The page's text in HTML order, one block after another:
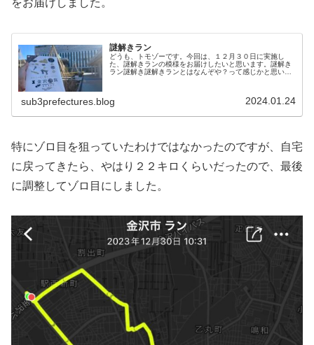
をお届けしました。
謎解きラン
どうも、トモゾーです。今回は、１２月３０日に実施し
た、謎解きランの模様をお届けしたいと思います。謎解き
ラン謎解き謎解きランとはなんぞや？って感じかと思いま
sub3prefectures.blog 2024.01.24
特にゾロ目を狙っていたわけではなかったのですが、自宅
に戻ってきたら、やはり２２キロくらいだったので、最後
に調整してゾロ目にしました。